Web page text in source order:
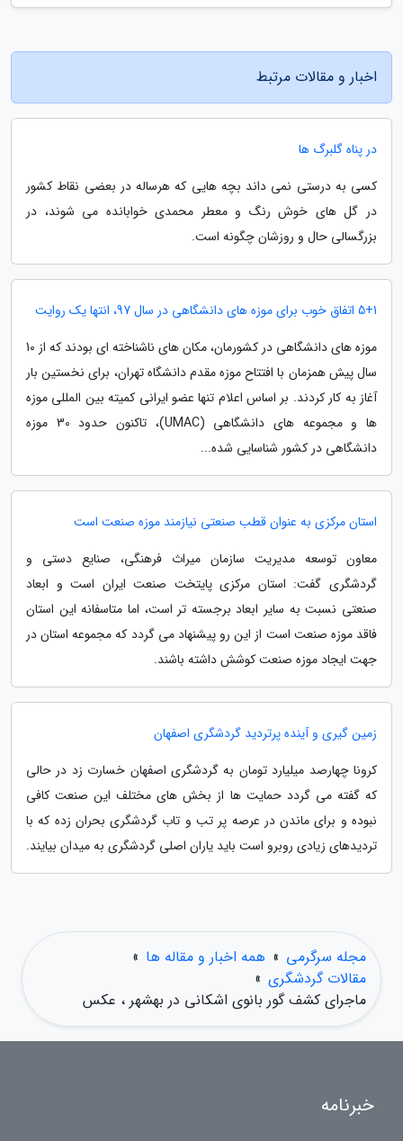
اخبار و مقالات مرتبط
در پناه گلبرگ ها
کسی به درستی نمی داند بچه هایی که هرساله در بعضی نقاط کشور
در گل های خوش رنگ و معطر محمدی خوابانده می شوند، در
بزرگسالی حال و روزشان چگونه است.
5+1 اتفاق خوب برای موزه های دانشگاهی در سال 97، انتها یک روایت
موزه های دانشگاهی در کشورمان، مکان های ناشناخته ای بودند که از 10
سال پیش همزمان با افتتاح موزه مقدم دانشگاه تهران، برای نخستین بار
آغاز به کار کردند. بر اساس اعلام تنها عضو ایرانی کمیته بین المللی موزه
ها و مجموعه های دانشگاهی (UMAC)، تاکنون حدود 30 موزه
دانشگاهی در کشور شناسایی شده...
استان مرکزی به عنوان قطب صنعتی نیازمند موزه صنعت است
معاون توسعه مدیریت سازمان میراث فرهنگی، صنایع دستی و
گردشگری گفت: استان مرکزی پایتخت صنعت ایران است و ابعاد
صنعتی نسبت به سایر ابعاد برجسته تر است، اما متاسفانه این استان
فاقد موزه صنعت است از این رو پیشنهاد می گردد که مجموعه استان در
جهت ایجاد موزه صنعت کوشش داشته باشند.
زمین گیری و آینده پرتردید گردشگری اصفهان
کرونا چهارصد میلیارد تومان به گردشگری اصفهان خسارت زد در حالی
که گفته می گردد حمایت ها از بخش های مختلف این صنعت کافی
نبوده و برای ماندن در عرصه پر تب و تاب گردشگری بحران زده که با
تردیدهای زیادی روبرو است باید یاران اصلی گردشگری به میدان بیایند.
مجله سرگرمی » همه اخبار و مقاله ها »
مقالات گردشگری »
ماجرای کشف گور بانوی اشکانی در بهشهر ، عکس
خبرنامه